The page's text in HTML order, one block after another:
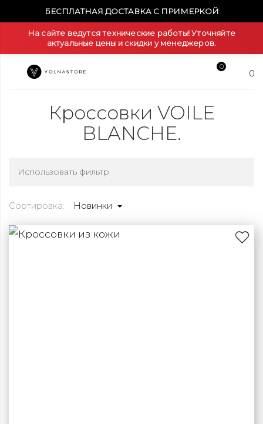
БЕСПЛАТНАЯ ДОСТАВКА С ПРИМЕРКОЙ
На сайте ведутся технические работы! Уточняйте
актуальные цены и скидки у менеджеров.
0
0
Кроссовки VOILE
BLANCHE.
Использовать фильтр
Сортировка: Новинки